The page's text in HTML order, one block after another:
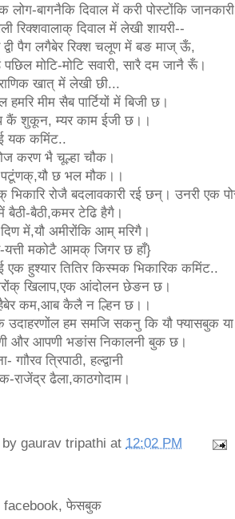
लोग-बागनैकि दिवाल में करी पोस्टोंकि
रिक्शवालाक् दिवाल में लेखी शायरी--
द्वी पैग लगैबेर रिक्श चलूण में बङ माज् ऊँ,
मोटि-मोटि सवारी, सारै दम जानै रूँ।
खात् में लेखी छी...
मीम सैब पार्टियों में बिजी छ।
कैं शुकून, म्यर काम ईजी छ।।
यक कमिंट..
करण भै चूल्हा चौक।
छ भल मौक।।
भिकारि रोजै बदलावकारी रई छन्। उनरी एक
बैठी-बैठी,कमर टेढि हैगै।
दिण में,यौ अमीरोंकि आम् मरिगै।
यत्ती मकोटै आमक् जिगर छ हाँ}
हुश्यार तितिर किस्मक भिकारिक कमिंट..
खिलाप,एक आंदोलन छेङन छ।
कम,आब कैलै न ल्हिन छ।।
उदाहरणोंल हम समजि सकनु कि यौ फ्यासबुक
और आपणी भङांस निकालनी बुक छ।
गाौरव ‌त्रिपाठी, हल्‍द्वानी
राजेंद्र ढैला,काठगोदाम।
by gaurav tripathi at 12:02 PM
‌facebook, फेसबुक